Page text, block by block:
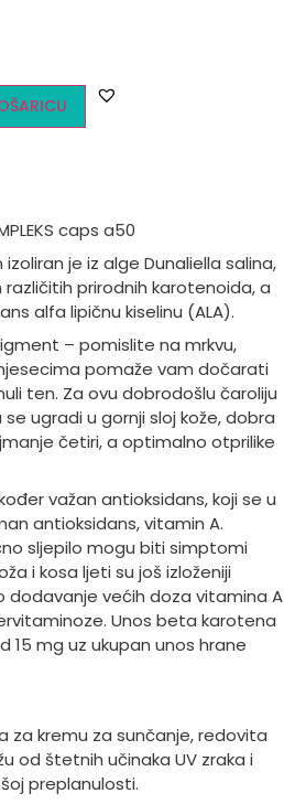
caps a50
je iz alge Dunaliella salina,
prirodnih karotenoida, a
alfa lipičnu kiselinu (ALA).
– pomislite na mrkvu,
pomaže vam dočarati
ten. Za ovu dobrodošlu čaroliju
ugradi u gornji sloj kože, dobra
četiri, a optimalno otprilike
važan antioksidans, koji se u
antioksidans, vitamin A.
sljepilo mogu biti simptomi
i kosa ljeti su još izloženiji
dodavanje većih doza vitamina A
Unos beta karotena
15 mg uz ukupan unos hrane
za kremu za sunčanje, redovita
od štetnih učinaka UV zraka i
preplanulosti.